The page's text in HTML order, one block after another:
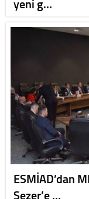
yeni g…
ESMİAD’dan
Sezer’e …